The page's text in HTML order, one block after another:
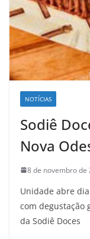
NOTÍCIAS
Sodiê
Nova
8 de novembro de
Unidade abre
com degustação
da Sodiê Doces